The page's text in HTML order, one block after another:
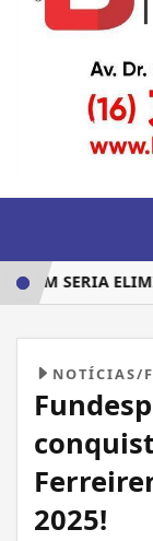
SERIA
NOTÍCIAS/
2025!